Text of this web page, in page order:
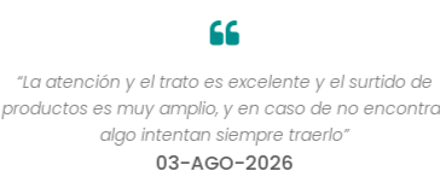
“La atención y el trato es excelente y el surtido de
productos es muy amplio, y en caso de no encontrar
algo intentan siempre traerlo”
03-AGO-2026